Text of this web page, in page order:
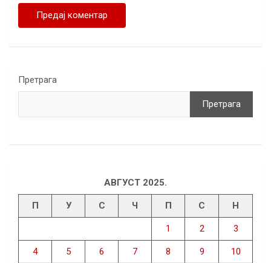
Претрага
Претрага
АВГУСТ 2025.
П У С Ч П С Н
1 2 3
4 5 6 7 8 9 10